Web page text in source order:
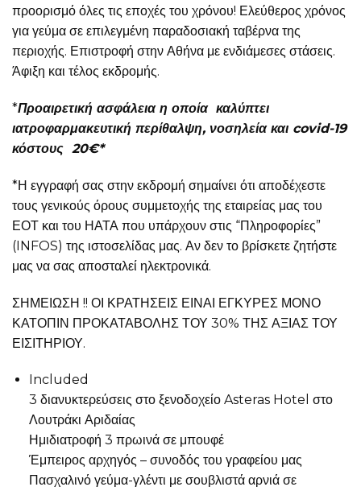
προορισμό όλες τις εποχές του χρόνου! Ελεύθερος χρόνος
για γεύμα σε επιλεγμένη παραδοσιακή ταβέρνα της
περιοχής. Επιστροφή στην Αθήνα με ενδιάμεσες στάσεις.
Άφιξη και τέλος εκδρομής.
*Προαιρετική ασφάλεια η οποία καλύπτει
ιατροφαρμακευτική περίθαλψη, νοσηλεία και covid-19
κόστους 20€*
*Η εγγραφή σας στην εκδρομή σημαίνει ότι αποδέχεστε
τους γενικούς όρους συμμετοχής της εταιρείας μας του
ΕΟΤ και του ΗΑΤΑ που υπάρχουν στις “Πληροφορίες”
(INFOS) της ιστοσελίδας μας. Αν δεν το βρίσκετε ζητήστε
μας να σας αποσταλεί ηλεκτρονικά.
ΣΗΜΕΙΩΣΗ !! ΟΙ ΚΡΑΤΗΣΕΙΣ ΕΙΝΑΙ ΕΓΚΥΡΕΣ ΜΟΝΟ
ΚΑΤΟΠΙΝ ΠΡΟΚΑΤΑΒΟΛΗΣ ΤΟΥ 30% ΤΗΣ ΑΞΙΑΣ ΤΟΥ
ΕΙΣΙΤΗΡΙΟΥ.
Included
3 διανυκτερεύσεις στο ξενοδοχείο Asteras Hotel στο
Λουτράκι Αριδαίας
Ημιδιατροφή 3 πρωινά σε μπουφέ
Έμπειρος αρχηγός – συνοδός του γραφείου μας
Πασχαλινό γεύμα-γλέντι με σουβλιστά αρνιά σε